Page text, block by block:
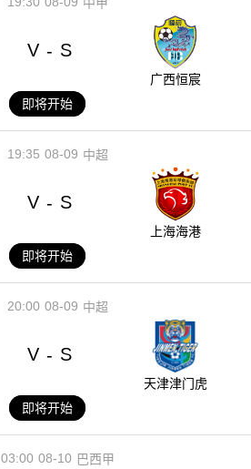
V - S
广西恒宸
即将开始
08-09
19:35 中超
V - S
上海海港
即将开始
08-09
20:00 中超
V - S
天津津门虎
即将开始
08-10
03:00 巴西甲